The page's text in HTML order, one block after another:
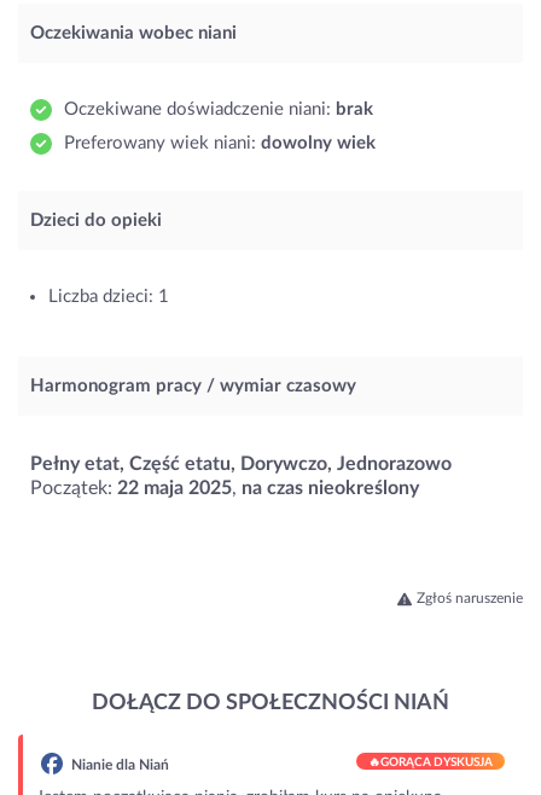
Oczekiwania wobec niani
Oczekiwane doświadczenie niani: brak
Preferowany wiek niani: dowolny wiek
Dzieci do opieki
Liczba dzieci: 1
Harmonogram pracy / wymiar czasowy
Pełny etat, Część etatu, Dorywczo, Jednorazowo
Początek: 22 maja 2025, na czas nieokreślony
Zgłoś naruszenie
DOŁĄCZ DO SPOŁECZNOŚCI NIAŃ
Nianie dla Niań 🔥GORĄCA DYSKUSJA